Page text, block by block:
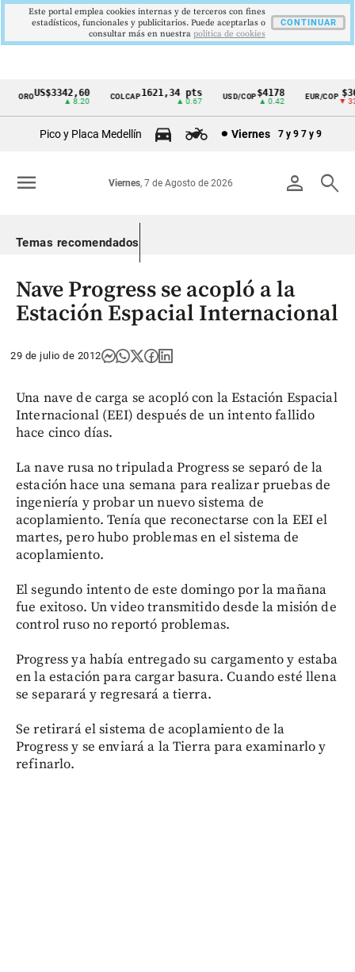
Cintillo
Colombia
OROUS$3342,60
▲ 8.20
COLCAP1621,34 pts
▲ 0.67
USD/COP$4178
▲ 0.42
EUR/COP
▼
Pico y Placa Medellín Viernes 7 y 9 7 y 9
person search
Viernes, 7 de Agosto de 2026
menu
Temas recomendados
Nave Progress se acopló a la
Estación Espacial Internacional
29 de julio de 2012
Una nave de carga se acopló con la Estación Espacial
Internacional (EEI) después de un intento fallido
hace cinco días.
La nave rusa no tripulada Progress se separó de la
estación hace una semana para realizar pruebas de
ingeniería y probar un nuevo sistema de
acoplamiento. Tenía que reconectarse con la EEI el
martes, pero hubo problemas en el sistema de
acoplamiento.
El segundo intento de este domingo por la mañana
fue exitoso. Un video transmitido desde la misión de
control ruso no reportó problemas.
Progress ya había entregado su cargamento y estaba
en la estación para cargar basura. Cuando esté llena
se separará y regresará a tierra.
Se retirará el sistema de acoplamiento de la
Progress y se enviará a la Tierra para examinarlo y
refinarlo.
Este portal emplea cookies internas y de terceros con fines
estadísticos, funcionales y publicitarios. Puede aceptarlas o
consultar más en nuestra politica de cookies
CONTINUAR